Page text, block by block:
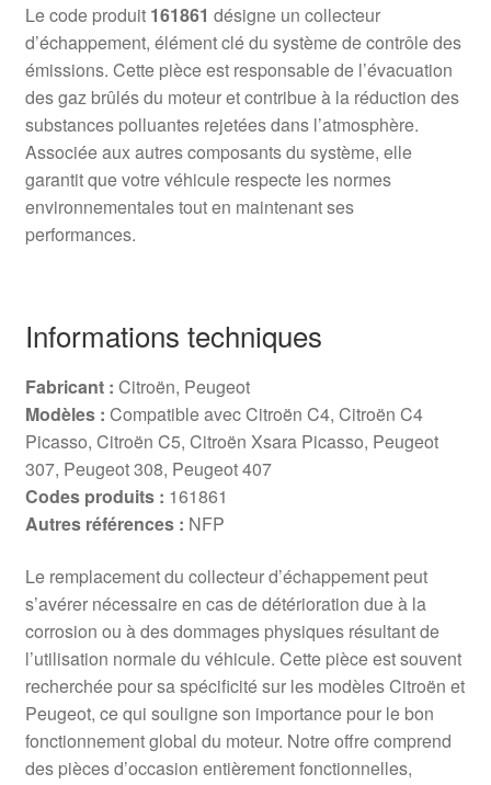
Le code produit 161861 désigne un collecteur
d’échappement, élément clé du système de contrôle des
émissions. Cette pièce est responsable de l’évacuation
des gaz brûlés du moteur et contribue à la réduction des
substances polluantes rejetées dans l’atmosphère.
Associée aux autres composants du système, elle
garantit que votre véhicule respecte les normes
environnementales tout en maintenant ses
performances.
Informations techniques
Fabricant : Citroën, Peugeot
Modèles : Compatible avec Citroën C4, Citroën C4
Picasso, Citroën C5, Citroën Xsara Picasso, Peugeot
307, Peugeot 308, Peugeot 407
Codes produits : 161861
Autres références : NFP
Le remplacement du collecteur d’échappement peut
s’avérer nécessaire en cas de détérioration due à la
corrosion ou à des dommages physiques résultant de
l’utilisation normale du véhicule. Cette pièce est souvent
recherchée pour sa spécificité sur les modèles Citroën et
Peugeot, ce qui souligne son importance pour le bon
fonctionnement global du moteur. Notre offre comprend
des pièces d’occasion entièrement fonctionnelles,